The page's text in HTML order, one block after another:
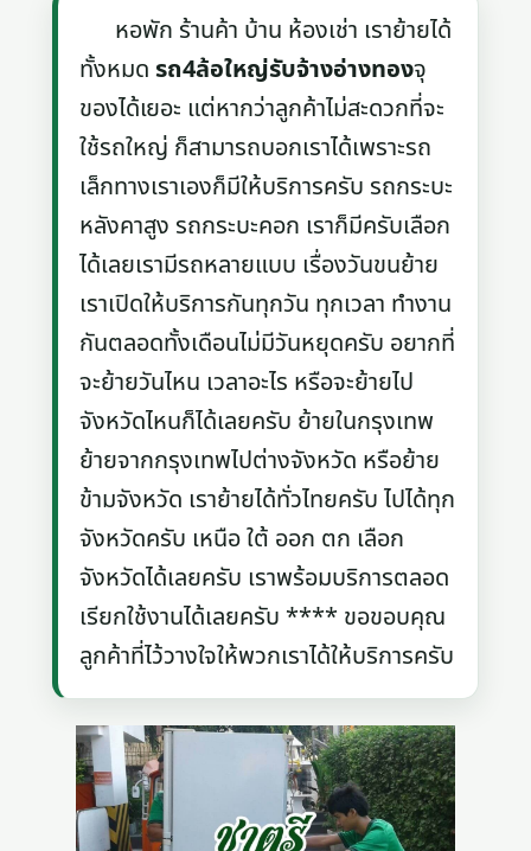
หอพัก ร้านค้า บ้าน ห้องเช่า เราย้ายได้
ทั้งหมดรถ4ล้อใหญ่รับจ้างอ่างทองจุ
ของได้เยอะ แต่หากว่าลูกค้าไม่สะดวกที่จะ
ใช้รถใหญ่ ก็สามารถบอกเราได้เพราะรถ
เล็กทางเราเองก็มีให้บริการครับ รถกระบะ
หลังคาสูง รถกระบะคอก เราก็มีครับเลือก
ได้เลยเรามีรถหลายแบบ เรื่องวันขนย้าย
เราเปิดให้บริการกันทุกวัน ทุกเวลา ทำงาน
กันตลอดทั้งเดือนไม่มีวันหยุดครับ อยากที่
จะย้ายวันไหน เวลาอะไร หรือจะย้ายไป
จังหวัดไหนก็ได้เลยครับ ย้ายในกรุงเทพ
ย้ายจากกรุงเทพไปต่างจังหวัด หรือย้าย
ข้ามจังหวัด เราย้ายได้ทั่วไทยครับ ไปได้ทุก
จังหวัดครับ เหนือ ใต้ ออก ตก เลือก
จังหวัดได้เลยครับ เราพร้อมบริการตลอด
เรียกใช้งานได้เลยครับ **** ขอขอบคุณ
ลูกค้าที่ไว้วางใจให้พวกเราได้ให้บริการครับ